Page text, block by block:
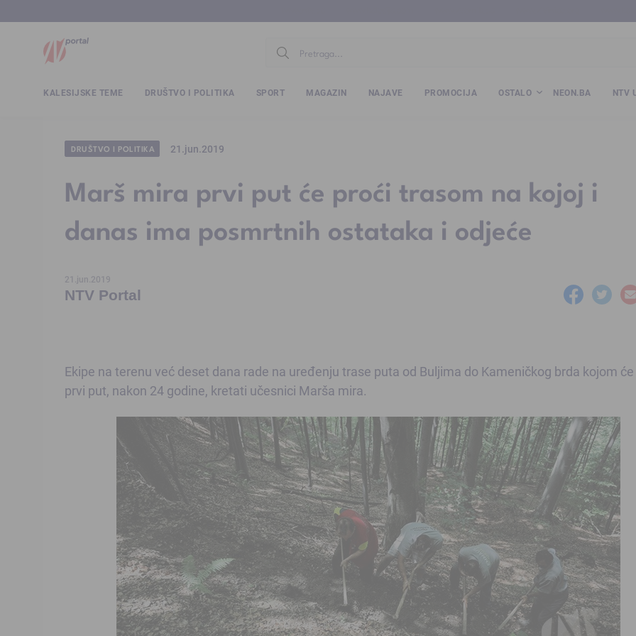
KALESIJSKE TEME DRUŠTVO I POLITIKA SPORT MAGAZIN NAJAVE PROMOCIJA OSTALO NEON.BA NTV
DRUŠTVO I POLITIKA 21.jun.2019
Marš mira prvi put će proći trasom na kojoj i
danas ima posmrtnih ostataka i odjeće
21.jun.2019
NTV Portal
Ekipe na terenu već deset dana rade na uređenju trase puta od Buljima do Kameničkog brda kojom
prvi put, nakon 24 godine, kretati učesnici Marša mira.